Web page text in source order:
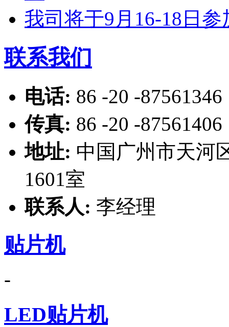
我司将于9月16-18日
联系我们
电话: 86 -20 -87561346
传真: 86 -20 -87561406
地址: 中国广州市天河
1601室
联系人: 李经理
贴片机
-
LED贴片机